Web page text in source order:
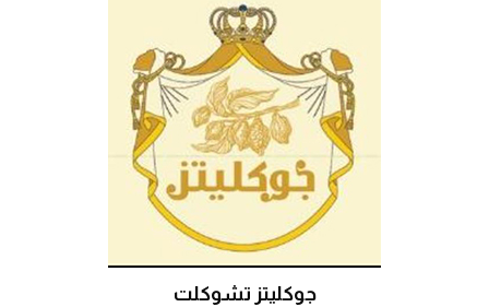
جوكليتز تشوكلت